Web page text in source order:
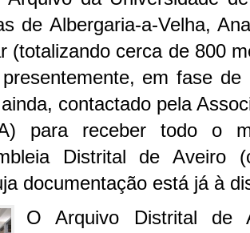
de Albergaria-a-Velha,
(totalizando cerca de 800
em fase
contactado pela
para receber todo o
Distrital de Aveiro
documentação está já à
O Arquivo Distrital de